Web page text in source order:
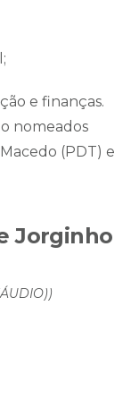
e finanças.
nomeados
(PDT) e
Jorginho